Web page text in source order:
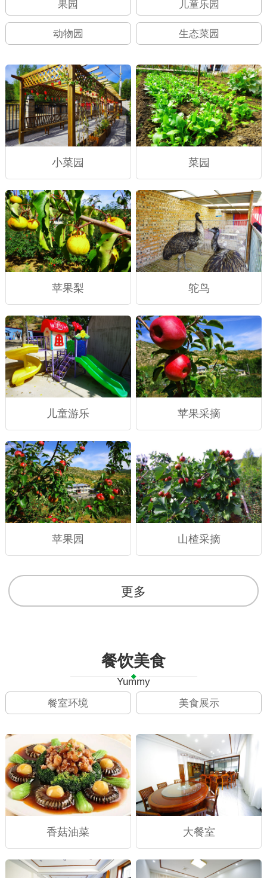
果园
儿童乐园
动物园 生态菜园
小菜园 菜园
苹果梨 鸵鸟
儿童游乐 苹果采摘
苹果园 山楂采摘
更多
餐饮美食
Yummy
餐室环境
美食展示
香菇油菜 大餐室